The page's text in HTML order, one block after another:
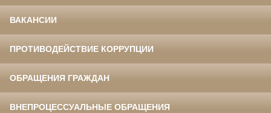
ВАКАНСИИ
ПРОТИВОДЕЙСТВИЕ КОРРУПЦИИ
ОБРАЩЕНИЯ ГРАЖДАН
ВНЕПРОЦЕССУАЛЬНЫЕ ОБРАЩЕНИЯ